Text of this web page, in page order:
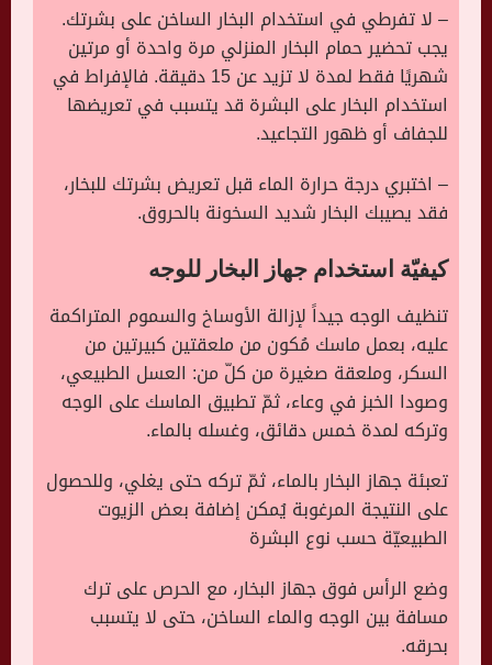
– لا تفرطي في استخدام البخار الساخن على بشرتك.
يجب تحضير حمام البخار المنزلي مرة واحدة أو مرتين
شهريًا فقط لمدة لا تزيد عن 15 دقيقة. فالإفراط في
استخدام البخار على البشرة قد يتسبب في تعريضها
للجفاف أو ظهور التجاعيد.
– اختبري درجة حرارة الماء قبل تعريض بشرتك للبخار،
فقد يصيبك البخار شديد السخونة بالحروق.
كيفيّة استخدام جهاز البخار للوجه
تنظيف الوجه جيداً لإزالة الأوساخ والسموم المتراكمة
عليه، بعمل ماسك مُكون من ملعقتين كبيرتين من
السكر، وملعقة صغيرة من كلّ من: العسل الطبيعي،
وصودا الخبز في وعاء، ثمّ تطبيق الماسك على الوجه
وتركه لمدة خمس دقائق، وغسله بالماء.
تعبئة جهاز البخار بالماء، ثمّ تركه حتى يغلي، وللحصول
على النتيجة المرغوبة يُمكن إضافة بعض الزيوت
الطبيعيّة حسب نوع البشرة
وضع الرأس فوق جهاز البخار، مع الحرص على ترك
مسافة بين الوجه والماء الساخن، حتى لا يتسبب
بحرقه.